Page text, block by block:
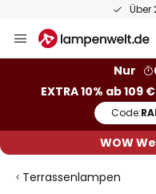
Über
Inhalt
Nur
EXTRA 10% ab 109
Code:
WOW
Terrassenlampen